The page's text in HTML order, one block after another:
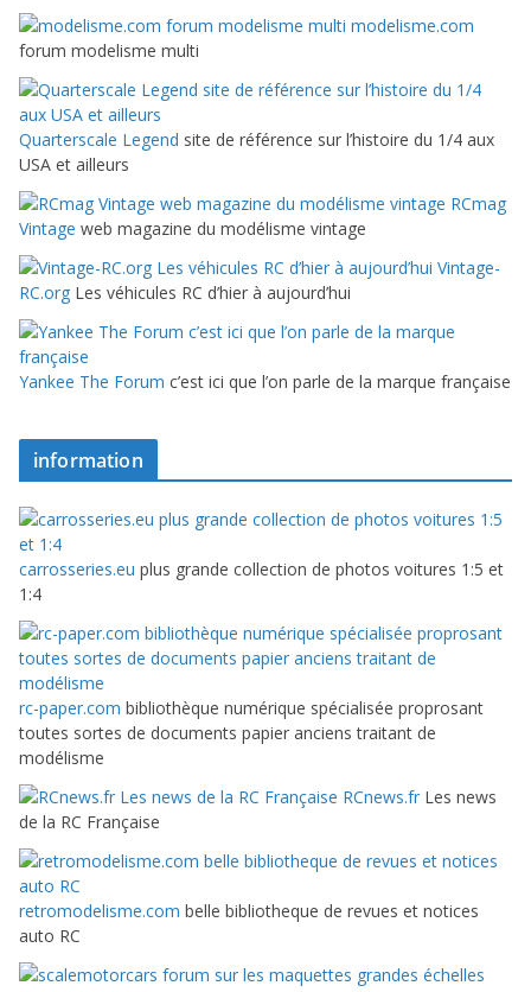
modelisme.com
forum modelisme multi
Quarterscale Legend site de référence sur l’histoire du 1/4 aux
USA et ailleurs
RCmag
Vintage web magazine du modélisme vintage
Vintage-
RC.org Les véhicules RC d’hier à aujourd’hui
Yankee The Forum c’est ici que l’on parle de la marque française
information
carrosseries.eu plus grande collection de photos voitures 1:5 et
1:4
rc-paper.com bibliothèque numérique spécialisée proprosant
toutes sortes de documents papier anciens traitant de
modélisme
RCnews.fr Les news
de la RC Française
retromodelisme.com belle bibliotheque de revues et notices
auto RC